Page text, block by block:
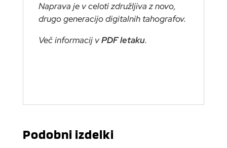
Naprava je v celoti združljiva z novo,
drugo generacijo digitalnih tahografov.
Več informacij vPDF letaku.
Podobni izdelki